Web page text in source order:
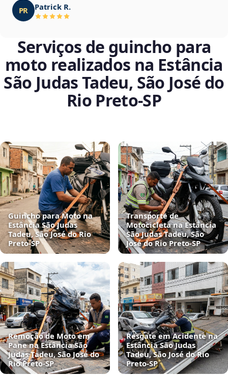
PR Patrick R.
Serviços de guincho para
moto realizados na Estância
São Judas Tadeu, São José do
Rio Preto‑SP
Guincho para Moto na
Estância São Judas
Tadeu, São José do Rio
Preto‑SP
Transporte de
Motocicleta na Estância
São Judas Tadeu, São
José do Rio Preto‑SP
Remoção de Moto em
Pane na Estância São
Judas Tadeu, São José do
Rio Preto‑SP
Resgate em Acidente na
Estância São Judas
Tadeu, São José do Rio
Preto‑SP